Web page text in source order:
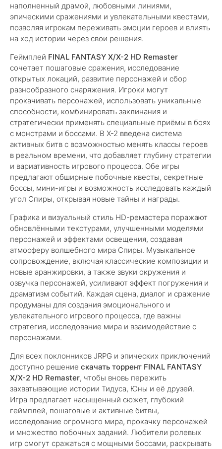
наполненный драмой, любовными линиями,
эпическими сражениями и увлекательными квестами,
позволяя игрокам переживать эмоции героев и влиять
на ход истории через свои решения.
Геймплей FINAL FANTASY X/X-2 HD Remaster
сочетает пошаговые сражения, исследование
открытых локаций, развитие персонажей и сбор
разнообразного снаряжения. Игроки могут
прокачивать персонажей, использовать уникальные
способности, комбинировать заклинания и
стратегически применять специальные приёмы в боях
с монстрами и боссами. В X-2 введена система
активных битв с возможностью менять классы героев
в реальном времени, что добавляет глубину стратегии
и вариативность игрового процесса. Обе игры
предлагают обширные побочные квесты, секретные
боссы, мини-игры и возможность исследовать каждый
угол Спиры, открывая новые тайны и награды.
Графика и визуальный стиль HD-ремастера поражают
обновлёнными текстурами, улучшенными моделями
персонажей и эффектами освещения, создавая
атмосферу волшебного мира Спиры. Музыкальное
сопровождение, включая классические композиции и
новые аранжировки, а также звуки окружения и
озвучка персонажей, усиливают эффект погружения и
драматизм событий. Каждая сцена, диалог и сражение
продуманы для создания эмоционального и
увлекательного игрового процесса, где важны
стратегия, исследование мира и взаимодействие с
персонажами.
Для всех поклонников JRPG и эпических приключений
доступно решение скачать торрент FINAL FANTASY
X/X-2 HD Remaster, чтобы вновь пережить
захватывающие истории Тидуса, Юны и её друзей.
Игра предлагает насыщенный сюжет, глубокий
геймплей, пошаговые и активные битвы,
исследование огромного мира, прокачку персонажей
и множество побочных заданий. Любители ролевых
игр смогут сражаться с мощными боссами, раскрывать